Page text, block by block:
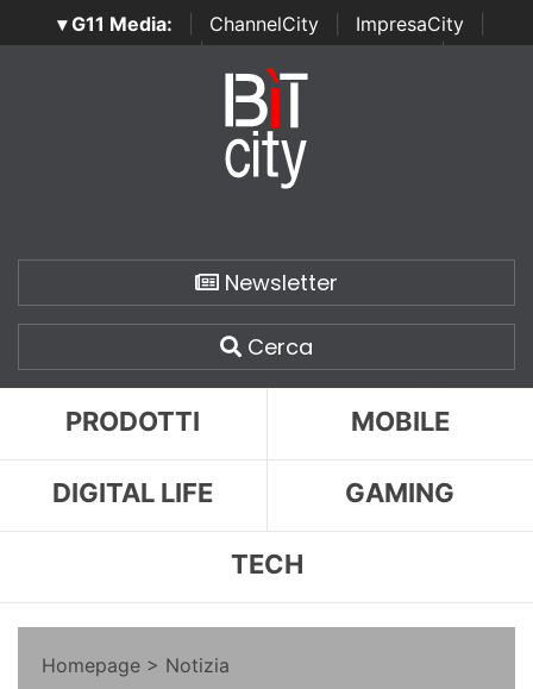
▾ G11 Media: ChannelCity ImpresaCity
SecurityOpenLab | Italian Channel Awards | Italian
Italian Security Awards
Newsletter
Cerca
PRODOTTI MOBILE
DIGITAL LIFE GAMING
TECH
Homepage > Notizia